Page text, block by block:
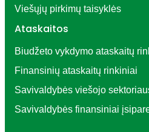
Viešųjų pirkimų taisyklės
Ataskaitos
Biudžeto vykdymo ataskaitų
Finansinių ataskaitų rinkiniai
Savivaldybės viešojo
Savivaldybės finansiniai